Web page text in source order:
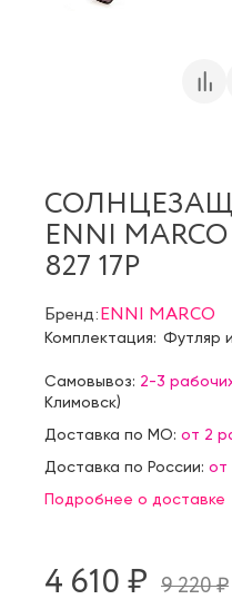
ENNI MARCO
827 17P
Бренд:ENNI MARCO
Комплектация: Футляр
Самовывоз: 2-3
Климовск)
Доставка по МО: от 2
Доставка по России: от
Подробнее о доставке
4 610 ₷ 9 220 ₷